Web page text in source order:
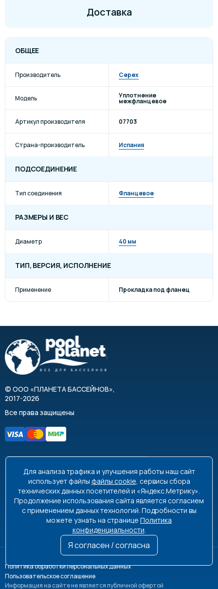
Доставка
ОБЩЕЕ
Производитель Cepex
Модель Уплотнение
межфланцевое
Артикул производителя 07703
Страна-производитель Испания
ПОДСОЕДИНЕНИЕ
Тип соединения Фланцевое
РАЗМЕРЫ И ВЕС
Диаметр 40 мм
ТИП, ВЕРСИЯ, ИСПОЛНЕНИЕ
Применение Прокладка под фланец
© ООО «ПЛАНЕТА БАССЕЙНОВ»,
2017-2026
Все права защищены
8 495 663-99-48
8 800 350-99-08
info@poolplanet.ru
г. Москва, проспект Мира, д. 61
Пн-Пт 9:00-18:00 Сб-Вс выходной
Политика обработки персональных данных
Пользовательское соглашение
Информация на сайте не является публичной офертой
Для анализа трафика и улучшения работы наш сайт
использует файлы файлы cookie, сервисы сбора
технических данных посетителей и «Яндекс.Метрику».
Продолжение использования сайта является согласием
с применением данных технологий. Подробности вы
можете узнать на странице Политика
конфиденциальности.
Я согласен / согласна